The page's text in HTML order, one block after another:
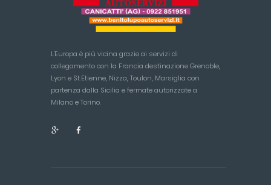
L'Europa è più vicina grazie ai servizi di
collegamento con la Francia destinazione Grenoble,
Lyon e St.Etienne, Nizza, Toulon, Marsiglia con
partenza dalla Sicilia e fermate autorizzate a
Milano e Torino.